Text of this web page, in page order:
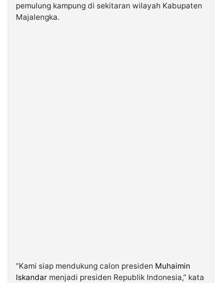
pemulung kampung di sekitaran wilayah Kabupaten
Majalengka.
“Kami siap mendukung calon presiden Muhaimin
Iskandar menjadi presiden Republik Indonesia,” kata